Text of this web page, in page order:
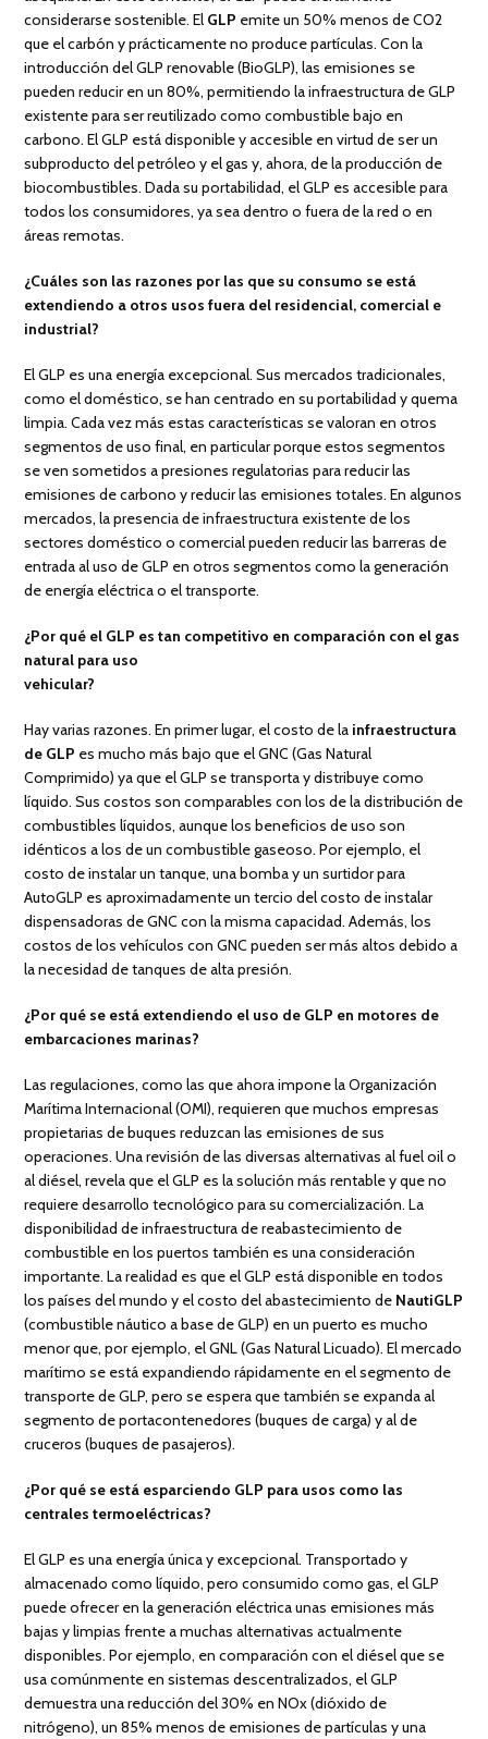
considerarse sostenible. El GLP emite un 50% menos de CO2
que el carbón y prácticamente no produce partículas. Con la
introducción del GLP renovable (BioGLP), las emisiones se
pueden reducir en un 80%, permitiendo la infraestructura de GLP
existente para ser reutilizado como combustible bajo en
carbono. El GLP está disponible y accesible en virtud de ser un
subproducto del petróleo y el gas y, ahora, de la producción de
biocombustibles. Dada su portabilidad, el GLP es accesible para
todos los consumidores, ya sea dentro o fuera de la red o en
áreas remotas.
¿Cuáles son las razones por las que su consumo se está
extendiendo a otros usos fuera del residencial, comercial e
industrial?
El GLP es una energía excepcional. Sus mercados tradicionales,
como el doméstico, se han centrado en su portabilidad y quema
limpia. Cada vez más estas características se valoran en otros
segmentos de uso final, en particular porque estos segmentos
se ven sometidos a presiones regulatorias para reducir las
emisiones de carbono y reducir las emisiones totales. En algunos
mercados, la presencia de infraestructura existente de los
sectores doméstico o comercial pueden reducir las barreras de
entrada al uso de GLP en otros segmentos como la generación
de energía eléctrica o el transporte.
¿Por qué el GLP es tan competitivo en comparación con el gas
natural para uso
Hay varias razones. En primer lugar, el costo de la infraestructura
de GLP es mucho más bajo que el GNC (Gas Natural
Comprimido) ya que el GLP se transporta y distribuye como
líquido. Sus costos son comparables con los de la distribución de
combustibles líquidos, aunque los beneficios de uso son
idénticos a los de un combustible gaseoso. Por ejemplo, el
costo de instalar un tanque, una bomba y un surtidor para
AutoGLP es aproximadamente un tercio del costo de instalar
dispensadoras de GNC con la misma capacidad. Además, los
costos de los vehículos con GNC pueden ser más altos debido a
la necesidad de tanques de alta presión.
¿Por qué se está extendiendo el uso de GLP en motores de
embarcaciones marinas?
Las regulaciones, como las que ahora impone la Organización
Marítima Internacional (OMI), requieren que muchos empresas
propietarias de buques reduzcan las emisiones de sus
operaciones. Una revisión de las diversas alternativas al fuel oil o
al diésel, revela que el GLP es la solución más rentable y que no
requiere desarrollo tecnológico para su comercialización. La
disponibilidad de infraestructura de reabastecimiento de
combustible en los puertos también es una consideración
importante. La realidad es que el GLP está disponible en todos
los países del mundo y el costo del abastecimiento de NautiGLP
(combustible náutico a base de GLP) en un puerto es mucho
menor que, por ejemplo, el GNL (Gas Natural Licuado). El mercado
marítimo se está expandiendo rápidamente en el segmento de
transporte de GLP, pero se espera que también se expanda al
segmento de portacontenedores (buques de carga) y al de
cruceros (buques de pasajeros).
¿Por qué se está esparciendo GLP para usos como las
centrales termoeléctricas?
El GLP es una energía única y excepcional. Transportado y
almacenado como líquido, pero consumido como gas, el GLP
puede ofrecer en la generación eléctrica unas emisiones más
bajas y limpias frente a muchas alternativas actualmente
disponibles. Por ejemplo, en comparación con el diésel que se
usa comúnmente en sistemas descentralizados, el GLP
demuestra una reducción del 30% en NOx (dióxido de
nitrógeno), un 85% menos de emisiones de partículas y una